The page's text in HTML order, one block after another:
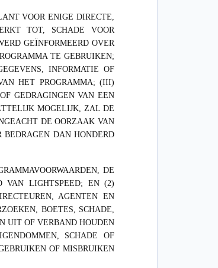
VOOR ENIGE DIRECTE,
TOT, SCHADE VOOR
GEÏNFORMEERD OVER
TE GEBRUIKEN;
INFORMATIE OF
HET PROGRAMMA; (III)
GEDRAGINGEN VAN EEN
MOGELIJK, ZAL DE
DE OORZAAK VAN
DAN HONDERD
DE
VAN LIGHTSPEED; EN (2)
AGENTEN EN
BOETES, SCHADE,
UIT OF VERBAND HOUDEN
SCHADE OF
OF MISBRUIKEN